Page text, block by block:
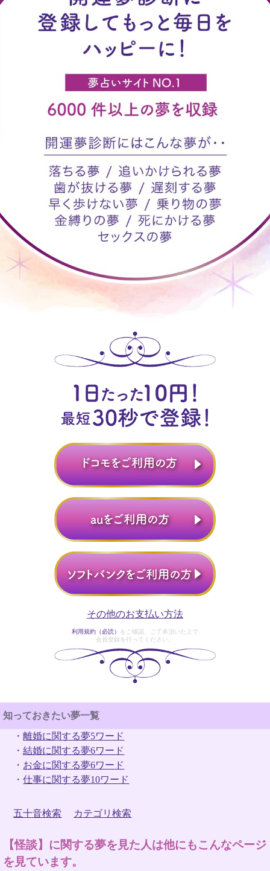
その他のお支払い方法
利用規約（必読）
をご確認、ご了承頂いた上で
会員登録を行ってください。
知っておきたい夢一覧
・離婚に関する夢5ワード
・結婚に関する夢6ワード
・ お金に関する夢6ワード
・仕事に関する夢10ワード
五十音検索 カテゴリ検索
【怪談】に関する夢を見た人は他にもこんなページ
を見ています。